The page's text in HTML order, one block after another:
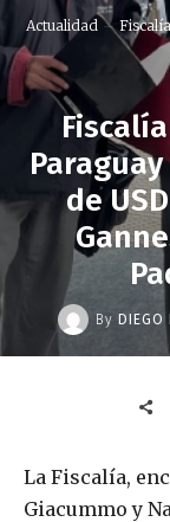
Actualidad
de
By DIEGO
La Fiscalía,
Giacummo y